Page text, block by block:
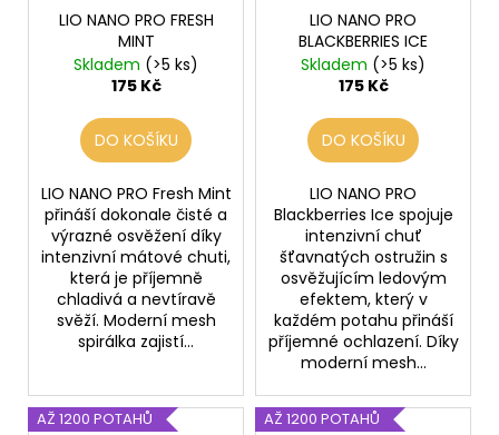
LIO NANO PRO FRESH
MINT
Skladem (>5 ks)
175 Kč
DO KOŠÍKU
LIO NANO PRO Fresh Mint
přináší dokonale čisté a
výrazné osvěžení díky
intenzivní mátové chuti,
která je příjemně
chladivá a nevtíravě
svěží. Moderní mesh
spirálka zajistí...
LIO NANO PRO
BLACKBERRIES ICE
Skladem (>5 ks)
175 Kč
DO KOŠÍKU
LIO NANO PRO
Blackberries Ice spojuje
intenzivní chuť
šťavnatých ostružin s
osvěžujícím ledovým
efektem, který v
každém potahu přináší
příjemné ochlazení. Díky
moderní mesh...
AŽ 1200 POTAHŮ
AŽ 1200 POTAHŮ